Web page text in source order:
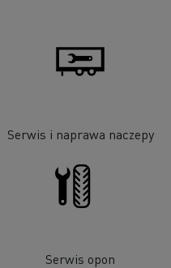
Serwis i naprawa naczepy
Serwis opon